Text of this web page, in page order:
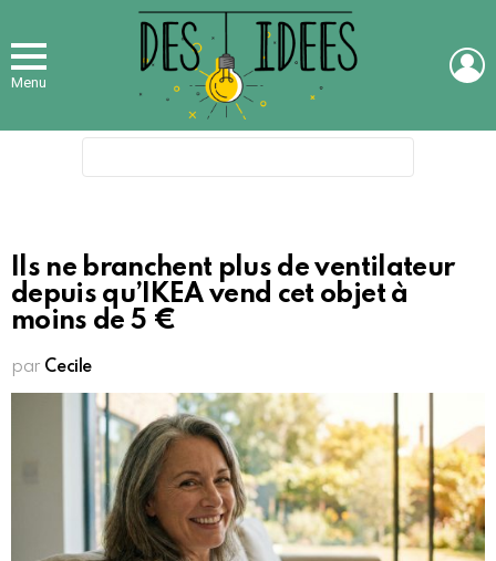
Menu
Ils ne branchent plus de ventilateur
depuis qu’IKEA vend cet objet à
moins de 5 €
par Cecile